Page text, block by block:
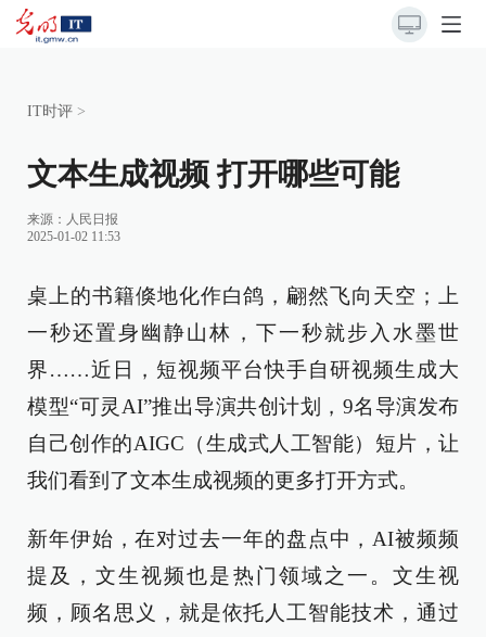
IT时评 >
文本生成视频 打开哪些可能
来源： 人民日报
2025-01-02 11:53
桌上的书籍倏地化作白鸽，翩然飞向天空；上
一秒还置身幽静山林，下一秒就步入水墨世
界……近日，短视频平台快手自研视频生成大
模型“可灵AI”推出导演共创计划，9名导演发布
自己创作的AIGC（生成式人工智能）短片，让
我们看到了文本生成视频的更多打开方式。
新年伊始，在对过去一年的盘点中，AI被频频
提及，文生视频也是热门领域之一。文生视
频，顾名思义，就是依托人工智能技术，通过